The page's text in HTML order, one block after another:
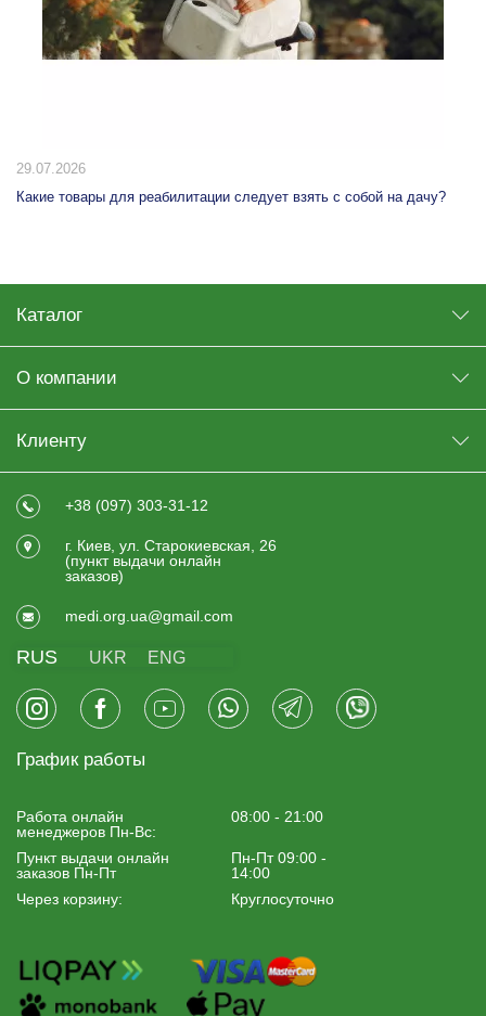
29.07.2026
Какие товары для реабилитации следует взять с собой на дачу?
Каталог
О компании
Клиенту
+38 (097) 303-31-12
г. Киев, ул. Старокиевская, 26
(пункт выдачи онлайн
заказов)
medi.org.ua@gmail.com
RUS UKR ENG
График работы
Работа онлайн
менеджеров Пн-Вс:
08:00 - 21:00
Пункт выдачи онлайн
заказов Пн-Пт
Пн-Пт 09:00 -
14:00
Через корзину:
Круглосуточно